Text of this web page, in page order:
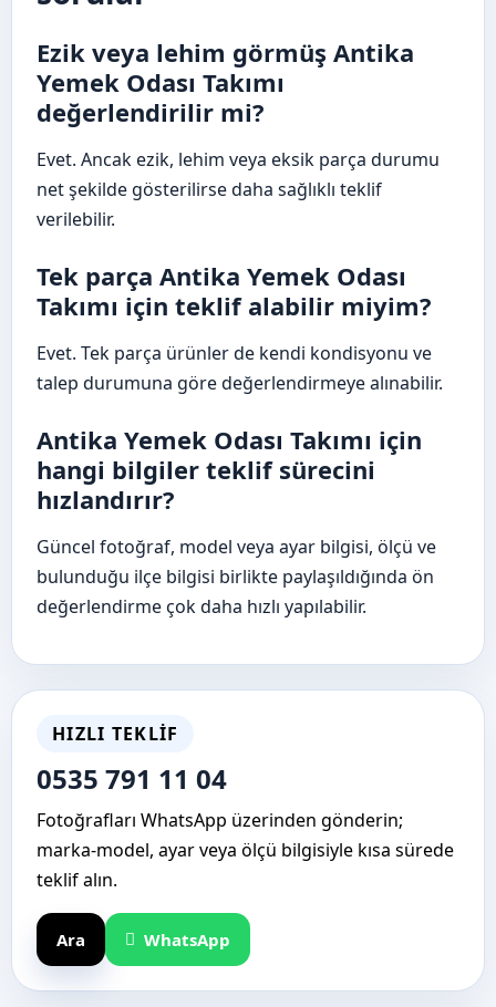
Ezik veya lehim görmüş Antika
Yemek Odası Takımı
değerlendirilir mi?
Evet. Ancak ezik, lehim veya eksik parça durumu
net şekilde gösterilirse daha sağlıklı teklif
verilebilir.
Tek parça Antika Yemek Odası
Takımı için teklif alabilir miyim?
Evet. Tek parça ürünler de kendi kondisyonu ve
talep durumuna göre değerlendirmeye alınabilir.
Antika Yemek Odası Takımı için
hangi bilgiler teklif sürecini
hızlandırır?
Güncel fotoğraf, model veya ayar bilgisi, ölçü ve
bulunduğu ilçe bilgisi birlikte paylaşıldığında ön
değerlendirme çok daha hızlı yapılabilir.
HIZLI TEKLIF
0535 791 11 04
Fotoğrafları WhatsApp üzerinden gönderin;
marka-model, ayar veya ölçü bilgisiyle kısa sürede
teklif alın.
Ara WhatsApp